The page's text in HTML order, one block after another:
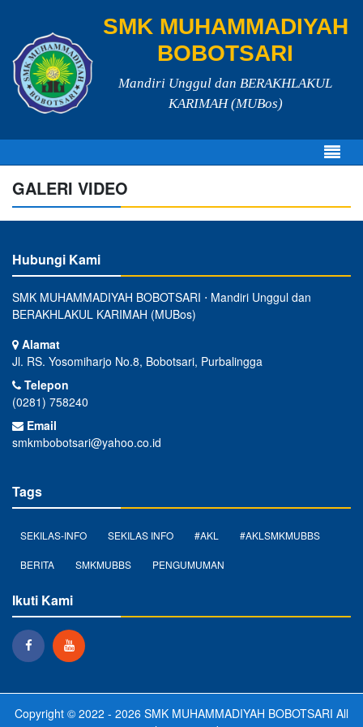
SMK MUHAMMADIYAH
BOBOTSARI
Mandiri Unggul dan BERAKHLAKUL
KARIMAH (MUBos)
GALERI VIDEO
Hubungi Kami
SMK MUHAMMADIYAH BOBOTSARI ⋅ Mandiri Unggul dan
BERAKHLAKUL KARIMAH (MUBos)
Alamat
Jl. RS. Yosomiharjo No.8, Bobotsari, Purbalingga
Telepon
(0281) 758240
Email
smkmbobotsari@yahoo.co.id
Tags
SEKILAS-INFO SEKILAS INFO #AKL #AKLSMKMUBBS
BERITA SMKMUBBS PENGUMUMAN
Ikuti Kami
Copyright © 2022 - 2026 SMK MUHAMMADIYAH BOBOTSARI All